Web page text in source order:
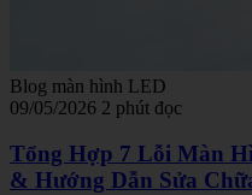
Blog màn hình LED
09/05/2026 2 phút đọc
Tổng Hợp 7 Lỗi Màn
& Hướng Dẫn Sửa